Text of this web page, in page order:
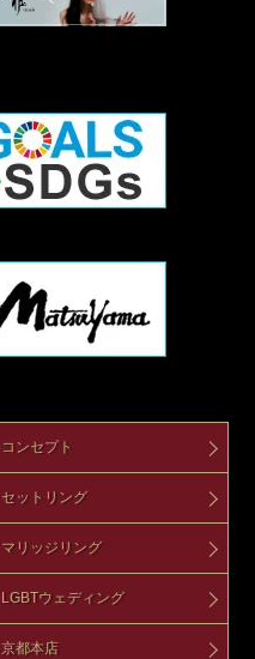
コンセプト
セットリング
マリッジリング
LGBTウェディング
京都本店